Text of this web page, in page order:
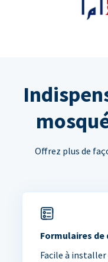
Offrez plus de
Formulaires de
Facile à